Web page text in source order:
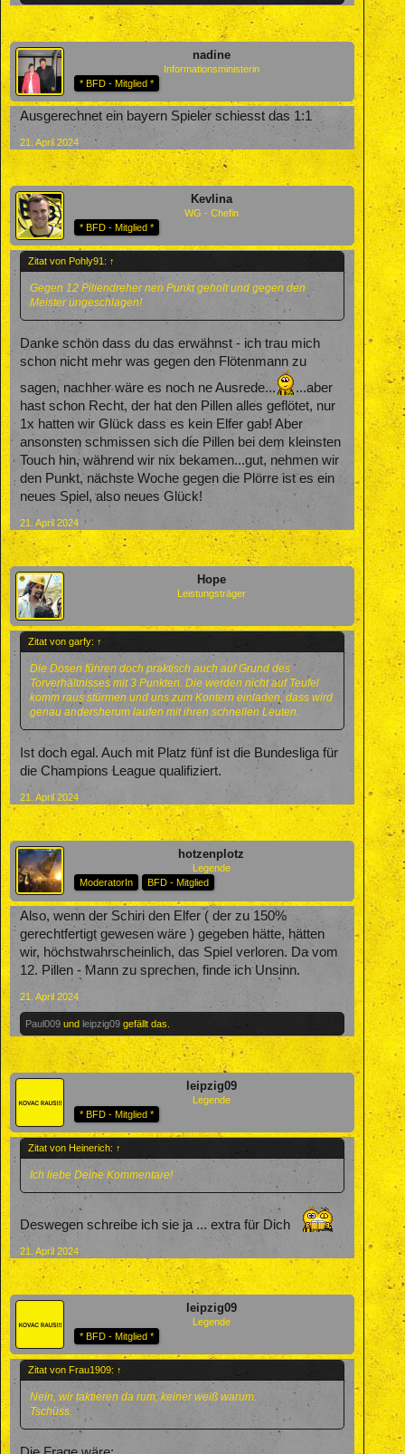
nadine
Informationsministerin
* BFD - Mitglied *
Ausgerechnet ein bayern Spieler schiesst das 1:1
21. April 2024
Kevlina
WG - Chefin
* BFD - Mitglied *
Zitat von Pohly91: ↑
Gegen 12 Pillendreher nen Punkt geholt und gegen den
Meister ungeschlagen!
Danke schön dass du das erwähnst - ich trau mich
schon nicht mehr was gegen den Flötenmann zu
sagen, nachher wäre es noch ne Ausrede...
...aber
hast schon Recht, der hat den Pillen alles geflötet, nur
1x hatten wir Glück dass es kein Elfer gab! Aber
ansonsten schmissen sich die Pillen bei dem kleinsten
Touch hin, während wir nix bekamen...gut, nehmen wir
den Punkt, nächste Woche gegen die Plörre ist es ein
neues Spiel, also neues Glück!
21. April 2024
Hope
Leistungsträger
Zitat von garfy: ↑
Die Dosen führen doch praktisch auch auf Grund des
Torverhältnisses mit 3 Punkten. Die werden nicht auf Teufel
komm raus stürmen und uns zum Kontern einladen, dass wird
genau andersherum laufen mit ihren schnellen Leuten.
Ist doch egal. Auch mit Platz fünf ist die Bundesliga für
die Champions League qualifiziert.
21. April 2024
hotzenplotz
Legende
ModeratorIn
BFD - Mitglied
Also, wenn der Schiri den Elfer ( der zu 150%
gerechtfertigt gewesen wäre ) gegeben hätte, hätten
wir, höchstwahrscheinlich, das Spiel verloren. Da vom
12. Pillen - Mann zu sprechen, finde ich Unsinn.
21. April 2024
Paul009 und leipzig09 gefällt das.
leipzig09
Legende
* BFD - Mitglied *
Zitat von Heinerich: ↑
Ich liebe Deine Kommentare!
Deswegen schreibe ich sie ja ... extra für Dich
21. April 2024
leipzig09
Legende
* BFD - Mitglied *
Zitat von Frau1909: ↑
Nein, wir taktieren da rum, keiner weiß warum.
Tschüss.